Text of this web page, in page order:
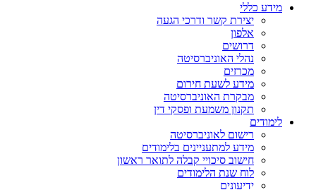
מידע כללי
יצירת קשר ודרכי הגעה
אלפון
דרושים
נהלי האוניברסיטה
מכרזים
מידע לשעת חירום
מבקרת האוניברסיטה
תקנון משמעת ופסקי דין
לימודים
רישום לאוניברסיטה
מידע למתעניינים בלימודים
חישוב סיכויי קבלה לתואר ראשון
לוח שנת הלימודים
ידיעונים